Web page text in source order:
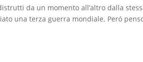
da un momento all’altro dalla
una terza guerra mondiale. Peró